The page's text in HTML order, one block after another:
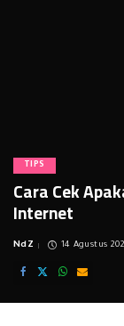
TIPS
Cara Cek
Internet
Posted
NdZ 14 Agustus